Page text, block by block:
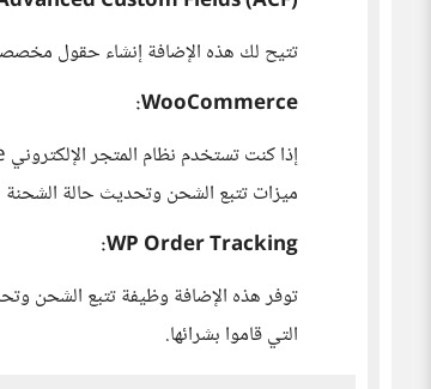
تتيح لك هذه الإضافة إنشاء حقول
WooCommerce:
ميزات تتبع الشحن وتحديث حالة
WP Order Tracking:
توفر هذه الإضافة وظيفة تتبع الشحن
التي قاموا بشرائها.